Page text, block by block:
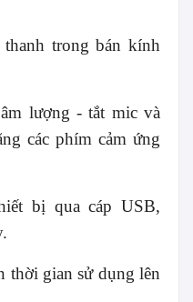
trong bán kính
lượng - tắt mic và
các phím cảm ứng
bị qua cáp USB,
thời gian sử dụng lên